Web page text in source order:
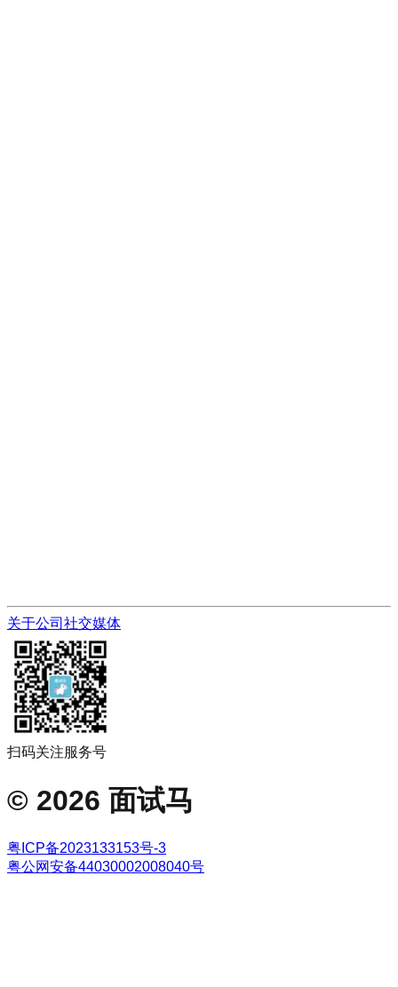
关于公司 社交媒体
扫码关注服务号
© 2026 面试马
粤ICP备2023133153号-3
粤公网安备44030002008040号